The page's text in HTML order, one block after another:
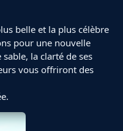
belle et la plus célèbre
pour une nouvelle
la clarté de ses
vous offriront des